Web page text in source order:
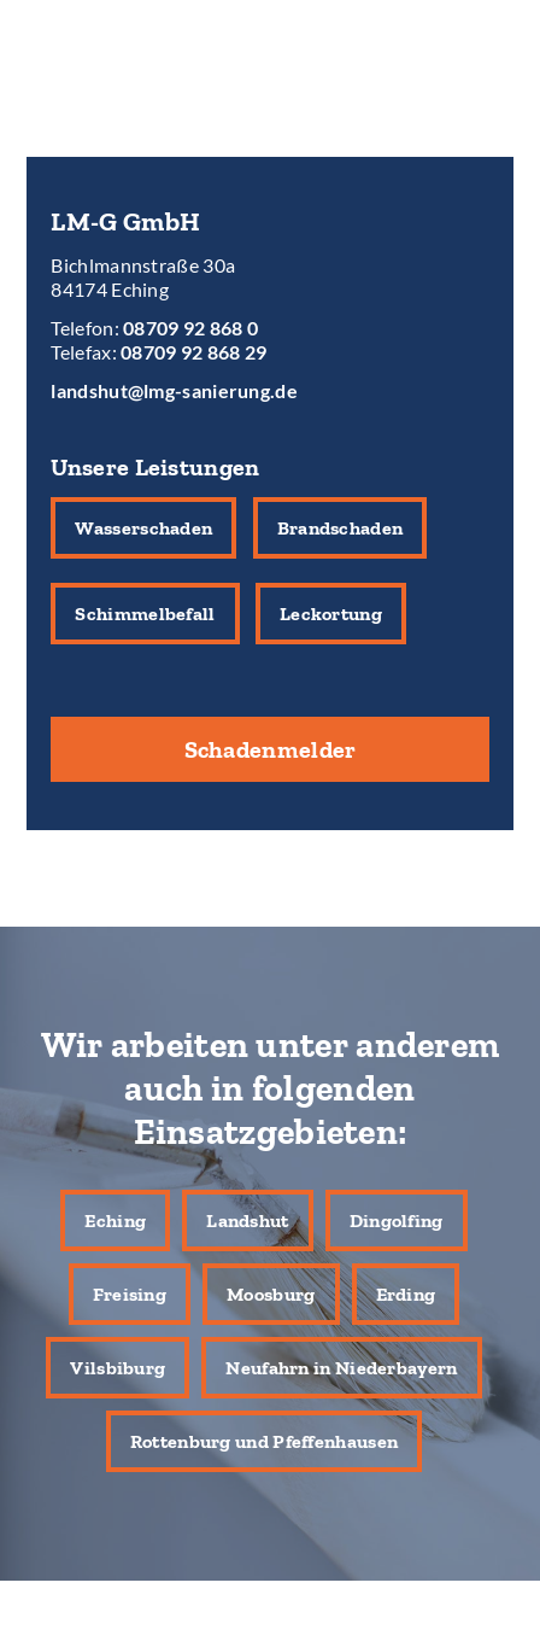
LM-G GmbH
Bichlmannstraße 30a
84174 Eching
Telefon:08709 92 868 0
Telefax:08709 92 868 29
landshut@lmg-sanierung.de
Unsere Leistungen
Wasserschaden Brandschaden
Schimmelbefall Leckortung
Schadenmelder
Wir arbeiten unter anderem
auch in folgenden
Einsatzgebieten:
Eching Landshut Dingolfing
Freising Moosburg Erding
Vilsbiburg Neufahrn in Niederbayern
Rottenburg und Pfeffenhausen